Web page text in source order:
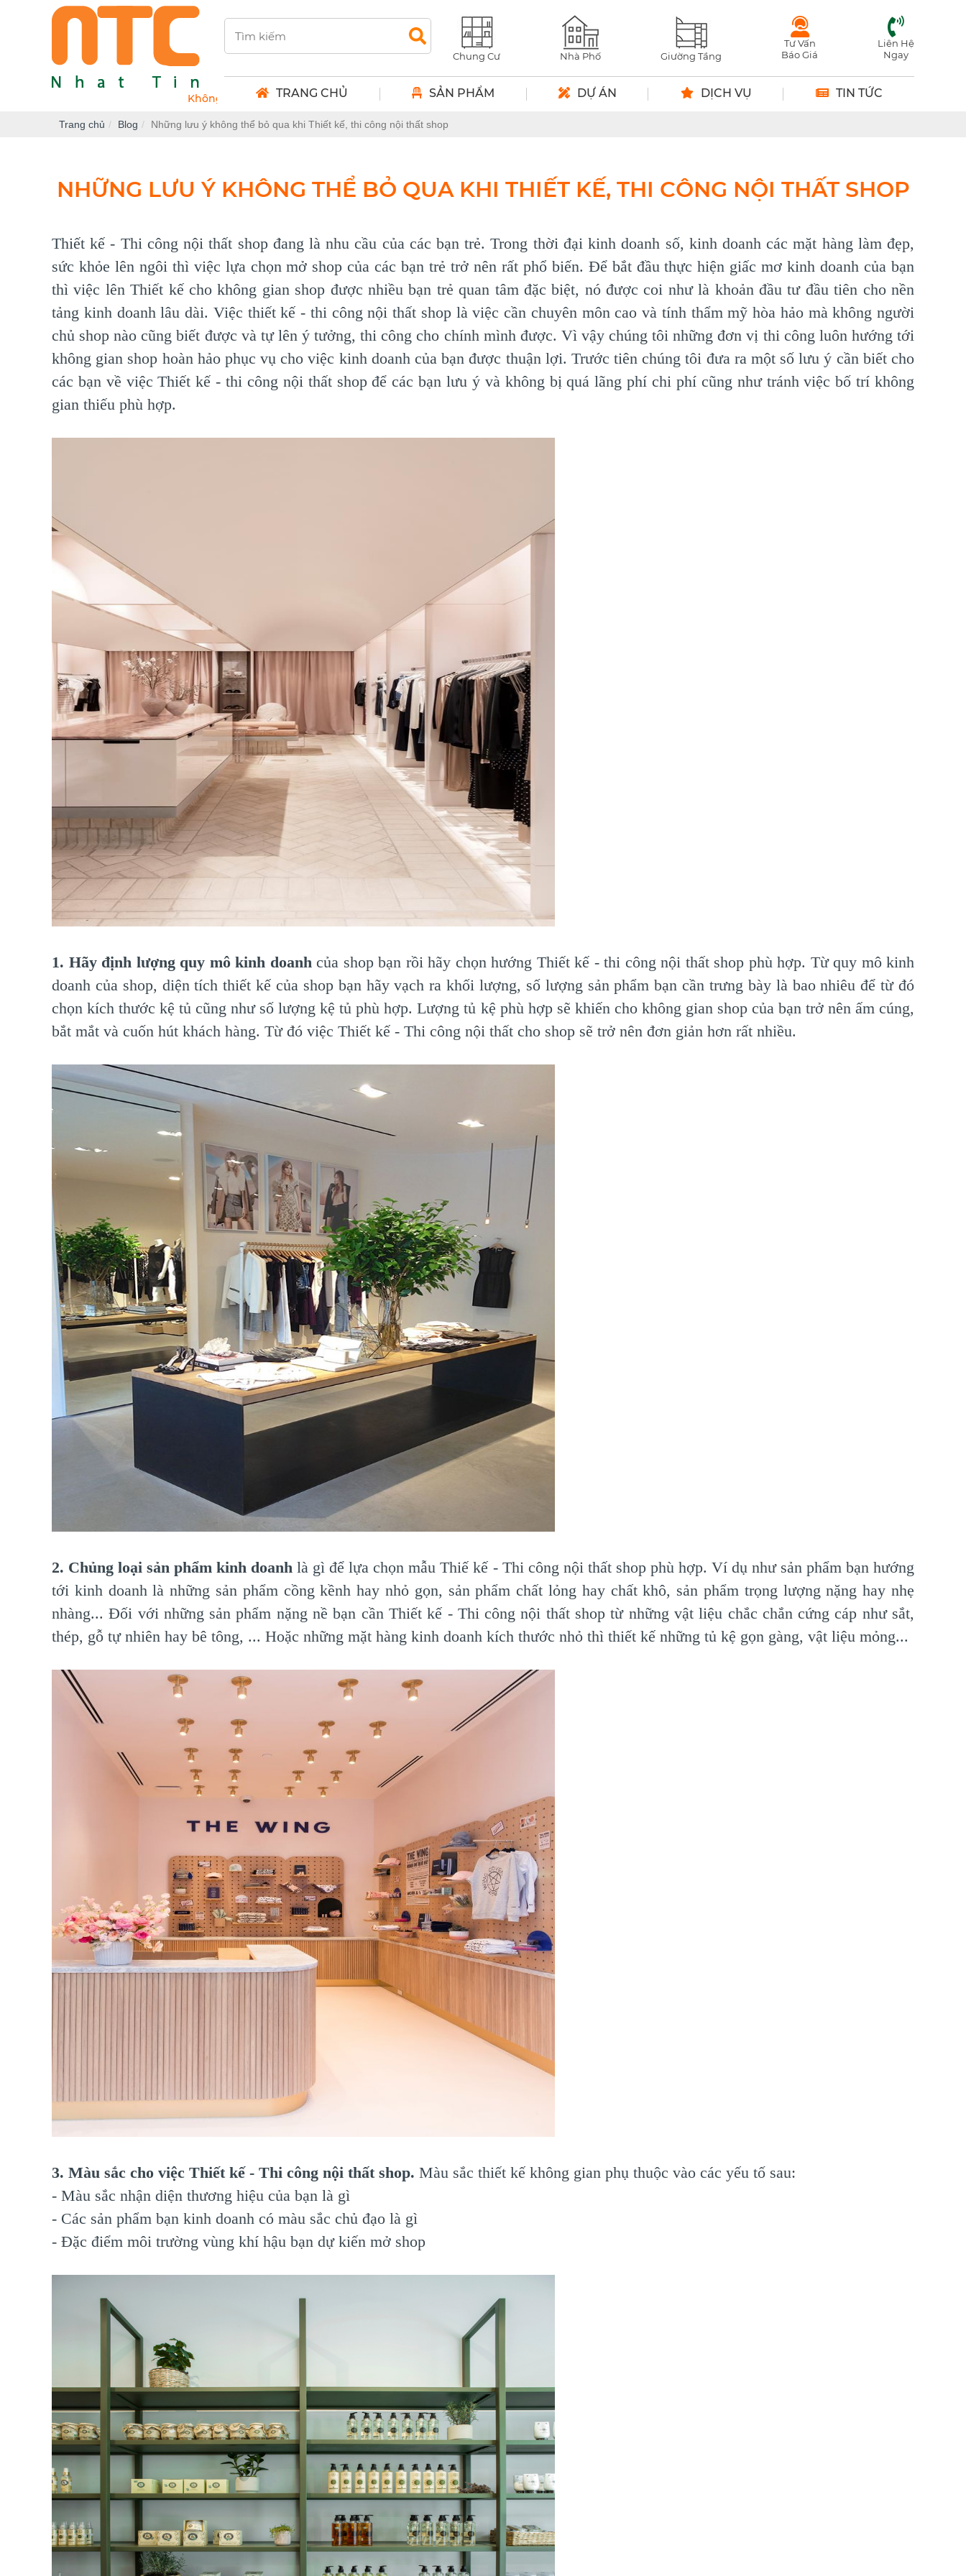
Không gian khởi nguồn sáng tạo
Chung Cư Nhà Phố Giường Tầng
Tư Vấn
Báo Giá
Liên Hệ
Ngay
TRANG CHỦ SẢN PHẨM DỰ ÁN DỊCH VỤ TIN TỨC
Trang chủ Blog Những lưu ý không thể bỏ qua khi Thiết kế, thi công nội thất shop
NHỮNG LƯU Ý KHÔNG THỂ BỎ QUA KHI THIẾT KẾ, THI CÔNG NỘI THẤT SHOP
Thiết kế - Thi công nội thất shop đang là nhu cầu của các bạn trẻ. Trong thời đại kinh doanh số, kinh doanh các mặt hàng làm đẹp,
sức khỏe lên ngôi thì việc lựa chọn mở shop của các bạn trẻ trở nên rất phổ biến. Để bắt đầu thực hiện giấc mơ kinh doanh của bạn
thì việc lên Thiết kế cho không gian shop được nhiều bạn trẻ quan tâm đặc biệt, nó được coi như là khoản đầu tư đầu tiên cho nền
tảng kinh doanh lâu dài. Việc thiết kế - thi công nội thất shop là việc cần chuyên môn cao và tính thẩm mỹ hòa hảo mà không người
chủ shop nào cũng biết được và tự lên ý tưởng, thi công cho chính mình được. Vì vậy chúng tôi những đơn vị thi công luôn hướng tới
không gian shop hoàn hảo phục vụ cho việc kinh doanh của bạn được thuận lợi. Trước tiên chúng tôi đưa ra một số lưu ý cần biết cho
các bạn về việc Thiết kế - thi công nội thất shop để các bạn lưu ý và không bị quá lãng phí chi phí cũng như tránh việc bố trí không
gian thiếu phù hợp.
1. Hãy định lượng quy mô kinh doanh của shop bạn rồi hãy chọn hướng Thiết kế - thi công nội thất shop phù hợp. Từ quy mô kinh
doanh của shop, diện tích thiết kế của shop bạn hãy vạch ra khối lượng, số lượng sản phẩm bạn cần trưng bày là bao nhiêu để từ đó
chọn kích thước kệ tủ cũng như số lượng kệ tủ phù hợp. Lượng tủ kệ phù hợp sẽ khiến cho không gian shop của bạn trở nên ấm cúng,
bắt mắt và cuốn hút khách hàng. Từ đó việc Thiết kế - Thi công nội thất cho shop sẽ trở nên đơn giản hơn rất nhiều.
2. Chủng loại sản phẩm kinh doanh là gì để lựa chọn mẫu Thiế kế - Thi công nội thất shop phù hợp. Ví dụ như sản phẩm bạn hướng
tới kinh doanh là những sản phẩm cồng kềnh hay nhỏ gọn, sản phẩm chất lỏng hay chất khô, sản phẩm trọng lượng nặng hay nhẹ
nhàng... Đối với những sản phẩm nặng nề bạn cần Thiết kế - Thi công nội thất shop từ những vật liệu chắc chắn cứng cáp như sắt,
thép, gỗ tự nhiên hay bê tông, ... Hoặc những mặt hàng kinh doanh kích thước nhỏ thì thiết kế những tủ kệ gọn gàng, vật liệu mỏng...
3. Màu sắc cho việc Thiết kế - Thi công nội thất shop. Màu sắc thiết kế không gian phụ thuộc vào các yếu tố sau:
- Màu sắc nhận diện thương hiệu của bạn là gì
- Các sản phẩm bạn kinh doanh có màu sắc chủ đạo là gì
- Đặc điểm môi trường vùng khí hậu bạn dự kiến mở shop